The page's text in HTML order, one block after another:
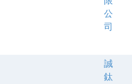
公
司
誠
鈦